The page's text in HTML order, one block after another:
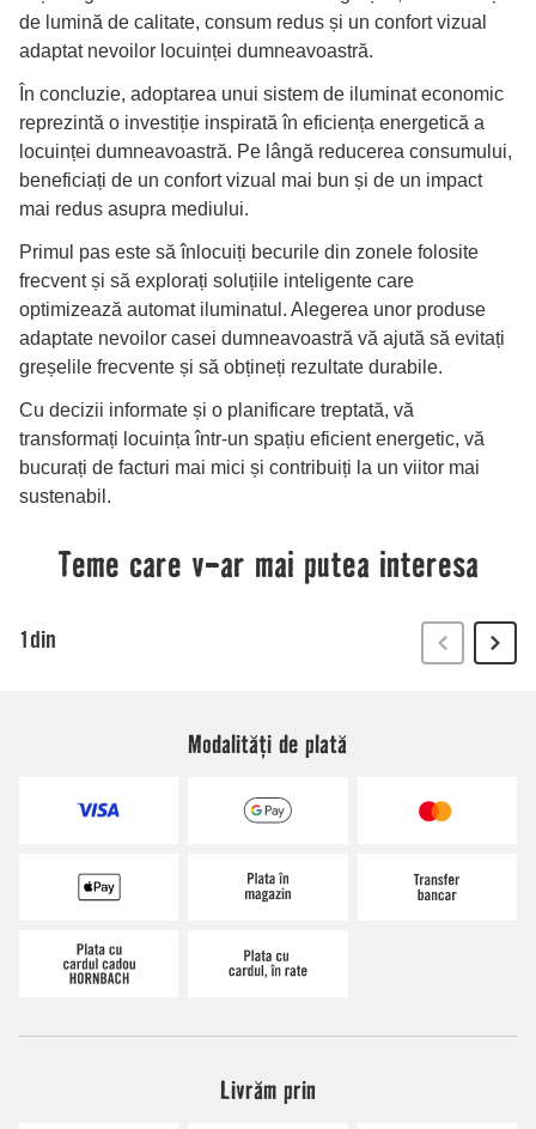
Modalități de plată
Livrăm prin